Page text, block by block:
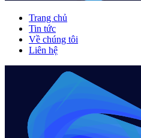
Trang chủ
Tin tức
Về chúng tôi
Liên hệ